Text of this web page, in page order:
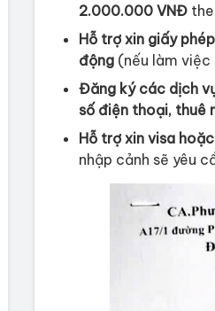
2.000.000 VNĐ
Hỗ trợ xin giấy
động (nếu làm
Đăng ký các dịch
số điện thoại, thuê
Hỗ trợ xin visa
nhập cảnh sẽ yêu